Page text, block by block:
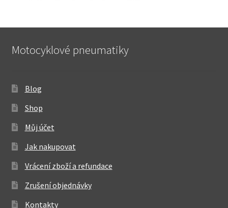
Motocyklové pneumatiky
Blog
Shop
Můj účet
Jak nakupovat
Vrácení zboží a refundace
Zrušení objednávky
Kontakty